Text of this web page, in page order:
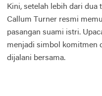
Kini, setelah lebih dari dua
Callum Turner resmi
pasangan suami istri.
menjadi simbol komitmen
dijalani bersama.